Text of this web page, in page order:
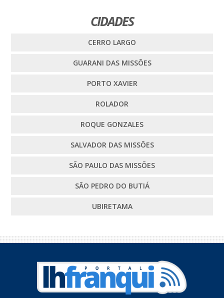
CIDADES
CERRO LARGO
GUARANI DAS MISSÕES
PORTO XAVIER
ROLADOR
ROQUE GONZALES
SALVADOR DAS MISSÕES
SÃO PAULO DAS MISSÕES
SÃO PEDRO DO BUTIÁ
UBIRETAMA